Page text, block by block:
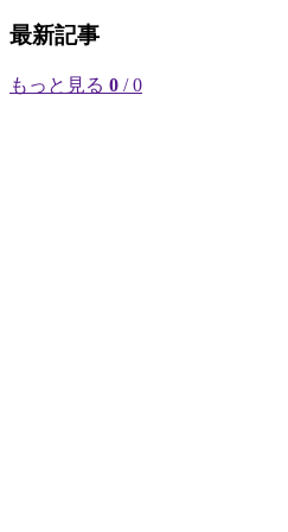
最新記事
もっと見る 0 / 0